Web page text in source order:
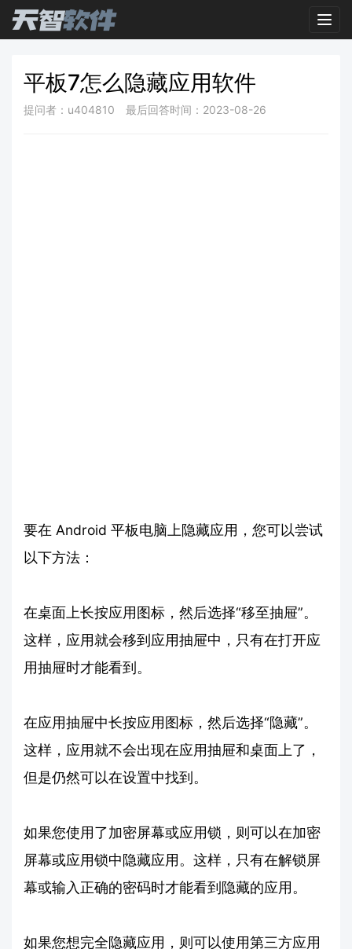
平板7怎么隐藏应用软件
提问者：u404810 最后回答时间：2023-08-26
要在 Android 平板电脑上隐藏应用，您可以尝试
以下方法：
在桌面上长按应用图标，然后选择“移至抽屉”。
这样，应用就会移到应用抽屉中，只有在打开应
用抽屉时才能看到。
在应用抽屉中长按应用图标，然后选择“隐藏”。
这样，应用就不会出现在应用抽屉和桌面上了，
但是仍然可以在设置中找到。
如果您使用了加密屏幕或应用锁，则可以在加密
屏幕或应用锁中隐藏应用。这样，只有在解锁屏
幕或输入正确的密码时才能看到隐藏的应用。
如果您想完全隐藏应用，则可以使用第三方应用